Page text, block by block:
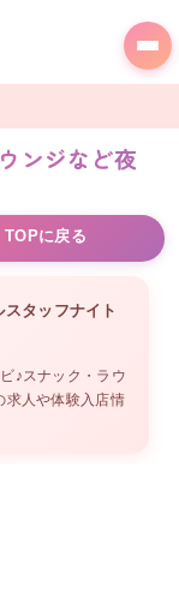
ンジなど夜
TOPに戻る
スタッフナイト
♪スナック・ラウ
求人や体験入店情